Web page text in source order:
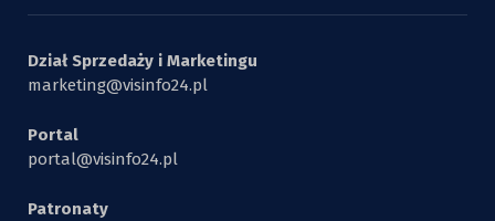
Dział Sprzedaży i Marketingu
marketing@visinfo24.pl
Portal
portal@visinfo24.pl
Patronaty